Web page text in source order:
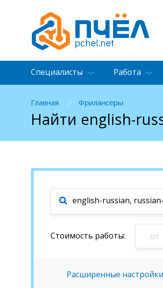
Главная / Фрилансеры
Найти english-
Стоимость работы:
Расширенные настройки
Специалисты Работа